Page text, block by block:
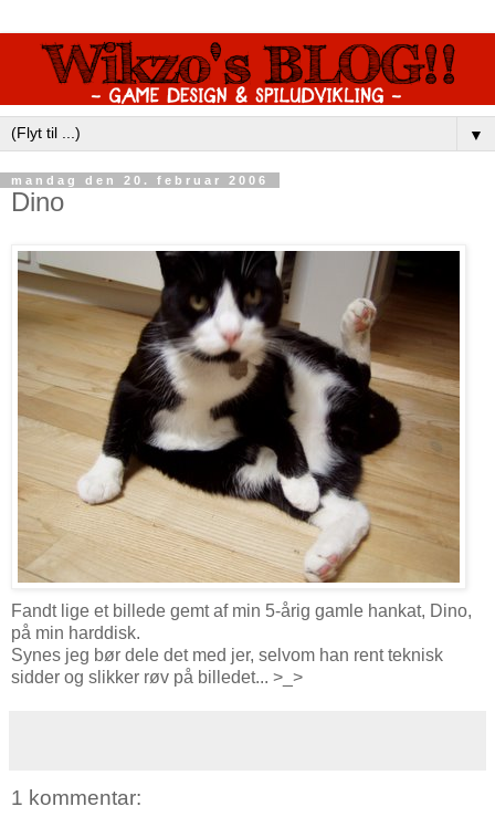
▼
mandag den 20. februar 2006
Dino
Fandt lige et billede gemt af min 5-årig gamle hankat, Dino,
på min harddisk.
Synes jeg bør dele det med jer, selvom han rent teknisk
sidder og slikker røv på billedet... >_>
1 kommentar: